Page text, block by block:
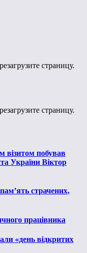
страницу.
страницу.
візитом побував
України Віктор
страчених,
працівника
«день відкритих